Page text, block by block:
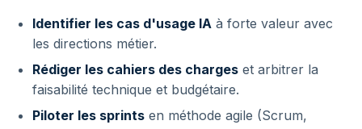
Identifier les cas d'usage IA à forte valeur avec
les directions métier.
Rédiger les cahiers des charges et arbitrer la
faisabilité technique et budgétaire.
Piloter les sprints en méthode agile (Scrum,